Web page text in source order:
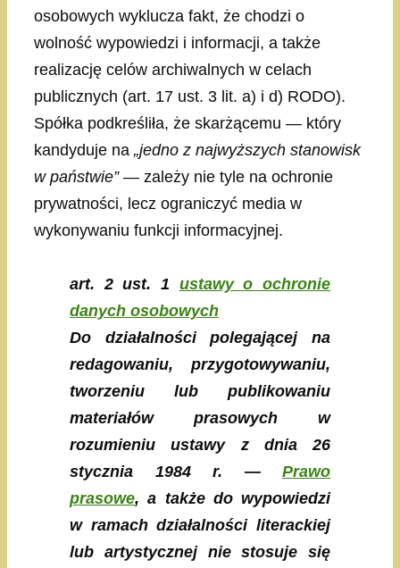
osobowych wyklucza fakt, że chodzi o
wolność wypowiedzi i informacji, a także
realizację celów archiwalnych w celach
publicznych (art. 17 ust. 3 lit. a) i d) RODO).
Spółka podkreśliła, że skarżącemu — który
kandyduje na „jedno z najwyższych stanowisk
w państwie”— zależy nie tyle na ochronie
prywatności, lecz ograniczyć media w
wykonywaniu funkcji informacyjnej.
art. 2 ust. 1 ustawy o ochronie
danych osobowych
Do działalności polegającej na
redagowaniu, przygotowywaniu,
tworzeniu lub publikowaniu
materiałów prasowych w
rozumieniu ustawy z dnia 26
stycznia 1984 r. — Prawo
prasowe, a także do wypowiedzi
w ramach działalności literackiej
lub artystycznej nie stosuje się